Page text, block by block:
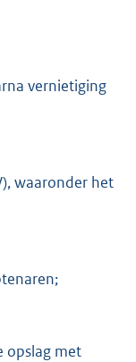
vernietiging
waaronder het
opslag met